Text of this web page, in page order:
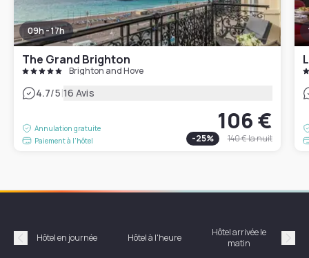
09h - 17h
The Grand Brighton
Brighton and Hove
4.7/5|16 Avis
Annulation gratuite
Paiement à l'hôtel
106 €
-25% 140 €la nuit
Précédent
Hôtel en journée Hôtel à l'heure
Hôtel arrivée le
matin